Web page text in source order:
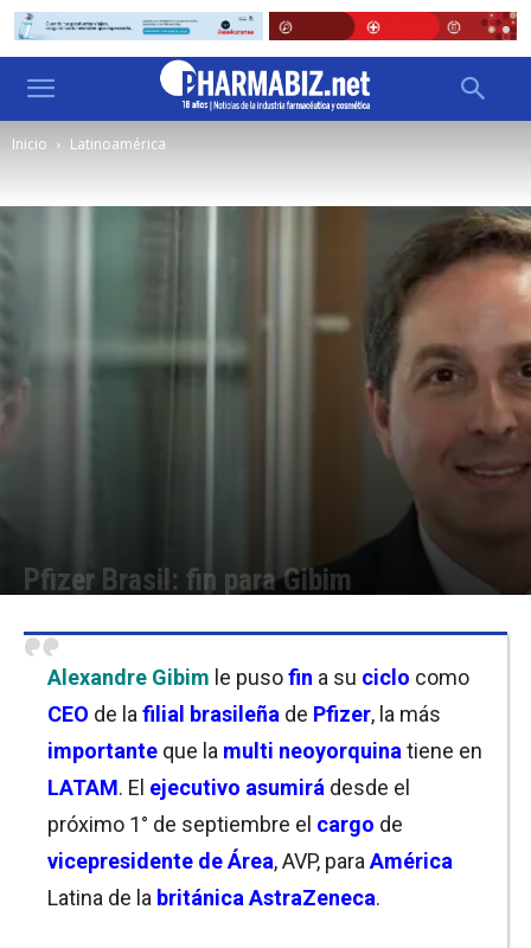
Inicio Latinoamérica
Pfizer Brasil: fin para Gibim
Alexandre Gibim le pusofin a su ciclo como
CEO de la filial brasileña de Pfizer, la más
importante que la multi neoyorquina tiene en
LATAM. El ejecutivo asumirá desde el
próximo 1° de septiembre el cargo de
vicepresidente de Área, AVP, para América
Latina de la británica AstraZeneca.